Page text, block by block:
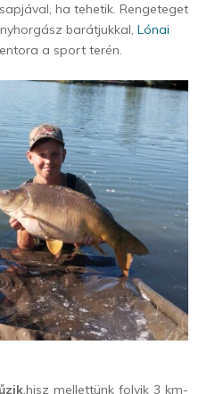
ha tehetik. Rengeteget
barátjukkal, Lónai
a sport terén.
,hisz mellettünk folyik 3 km-